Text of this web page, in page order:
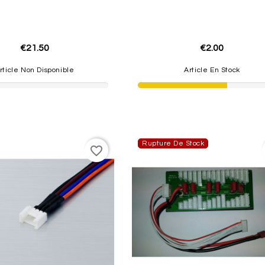
€21.50
Non Disponible
€2.00
Article En Stock
favorite_border
Rupture De Stock